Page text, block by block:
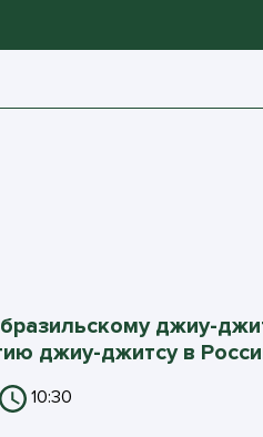
джиу-
джиу-джитсу в
10:30